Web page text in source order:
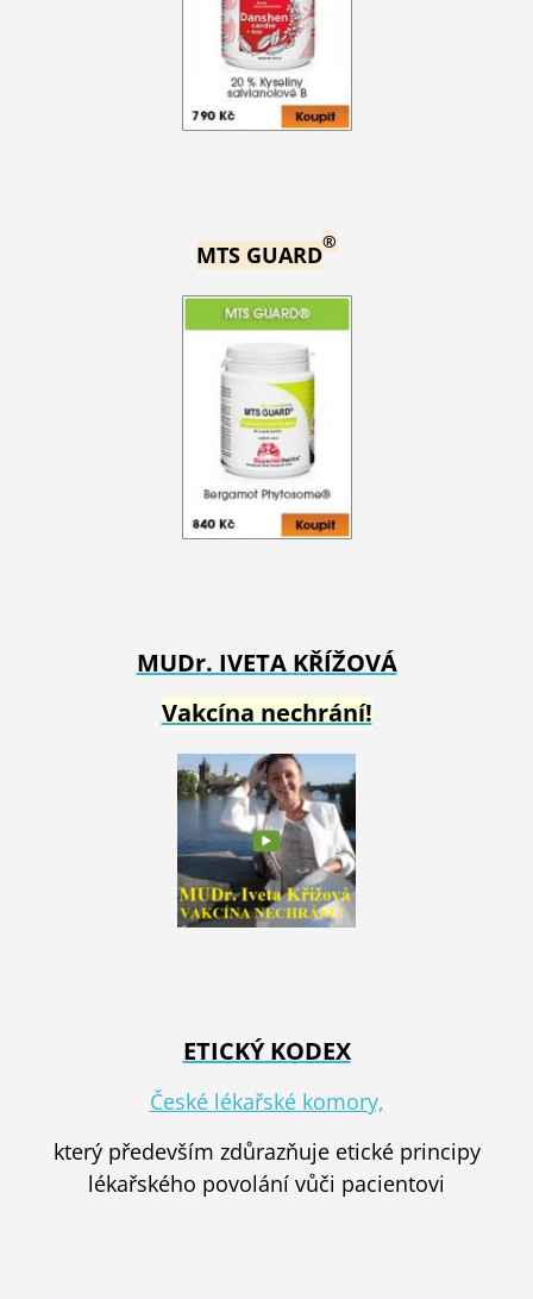
MTS GUARD®
MUDr. IVETA KŘÍŽOVÁ
Vakcína nechrání!
ETICKÝ KODEX
České lékařské komory,
který především zdůrazňuje etické principy
lékařského povolání vůči pacientovi